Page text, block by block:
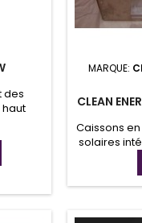
des
vos
vie
Nos
MARQUE:
CLEAN
Caissons
solaires
nos Clean